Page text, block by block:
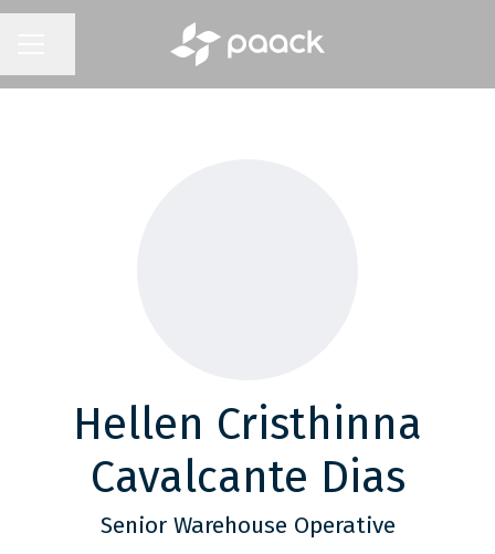
Compartir página
Hellen Cristhinna
Cavalcante Dias
Senior Warehouse Operative